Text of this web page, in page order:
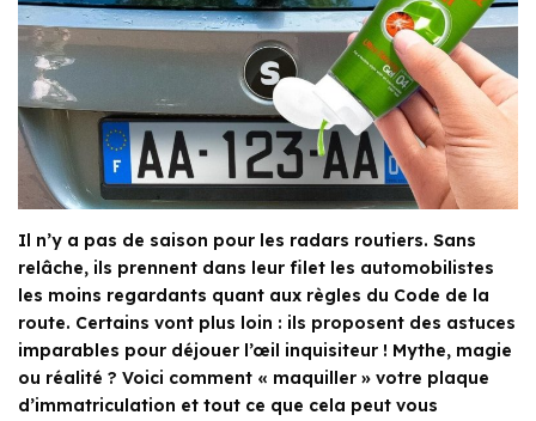
Il n’y a pas de saison pour les radars routiers. Sans
relâche, ils prennent dans leur filet les automobilistes
les moins regardants quant aux règles du Code de la
route. Certains vont plus loin : ils proposent des astuces
imparables pour déjouer l’œil inquisiteur ! Mythe, magie
ou réalité ? Voici comment « maquiller » votre plaque
d’immatriculation et tout ce que cela peut vous